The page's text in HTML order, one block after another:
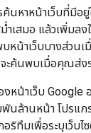
นหาหน้าเว็บที่มีอ
ม่ำเสมอ แล้วเพิ่ม
บหน้าเว็บบางส่ว
ะค้นพบเมื่อคุณส่ง
งหน้าเว็บ
พันล้านหน้า โปรแ
ริทึมเพื่อระบุเว็บไ